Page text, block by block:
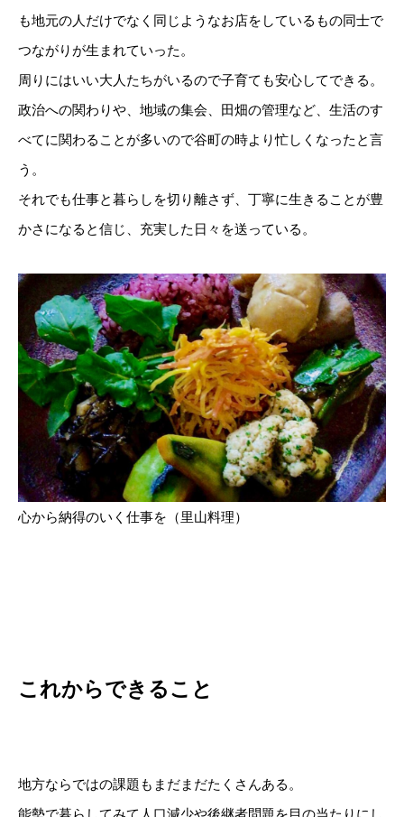
も地元の人だけでなく同じようなお店をしているもの同士で
つながりが生まれていった。
周りにはいい大人たちがいるので子育ても安心してできる。
政治への関わりや、地域の集会、田畑の管理など、生活のす
べてに関わることが多いので谷町の時より忙しくなったと言
う。
それでも仕事と暮らしを切り離さず、丁寧に生きることが豊
かさになると信じ、充実した日々を送っている。
心から納得のいく仕事を（里山料理）
これからできること
地方ならではの課題もまだまだたくさんある。